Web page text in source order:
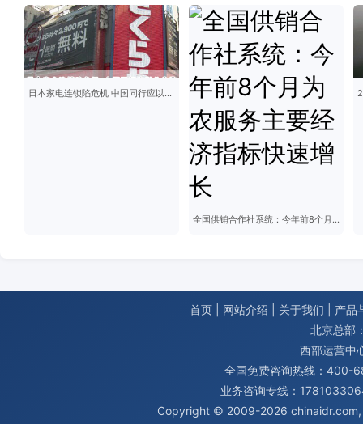
日本家电连锁陷危机 中国同行应以此为鉴
全国供销合作社系统：今年前8个月为农服务主要经济指标快速增长
首页 网站介绍 关于我们
产品
北京总部
西部运营中
全国免费咨询热线：400-
业务咨询专线：
Copyright © 2009-2026 chinaidr.com